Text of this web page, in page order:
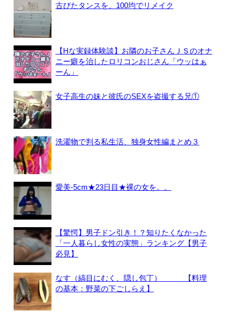
古びたタンスを、100均でリメイク
【Hな実録体験談】お隣のお子さんＪＳのオナ
ニー癖を治したロリコンおじさん「ウッはぁ
ーん」
女子高生の妹と彼氏のSEXを盗撮する兄①
洗濯物で判る私生活、独身女性編まとめ３
愛美-5cm★23日目★裸の女を。。
【驚愕】男子ドン引き！？知りたくなかった
「一人暮らし女性の実態」ランキング【男子
必見】
なす（縞目にむく、隠し包丁） 【料理
の基本：野菜の下ごしらえ】